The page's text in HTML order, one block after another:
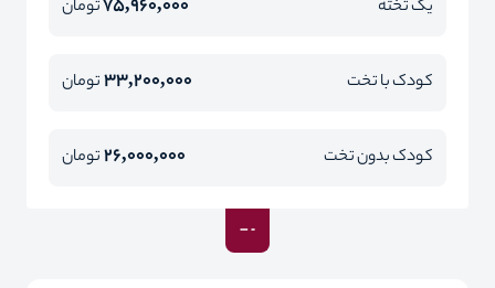
یک تخته 75,960,000تومان
کودک با تخت 33,200,000تومان
کودک بدون تخت 26,000,000تومان